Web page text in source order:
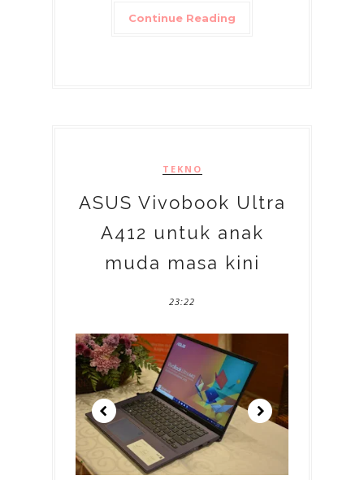
Continue Reading
TEKNO
ASUS Vivobook Ultra
A412 untuk anak
muda masa kini
23:22